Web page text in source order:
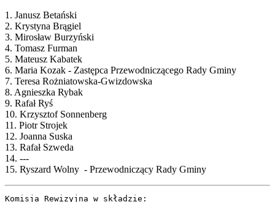
1. Janusz Betański
2. Krystyna Brągiel
3. Mirosław Burzyński
4. Tomasz Furman
5. Mateusz Kabatek
6. Maria Kozak - Zastępca Przewodniczącego Rady Gminy
7. Teresa Rożniatowska-Gwizdowska
8. Agnieszka Rybak
9. Rafał Ryś
10. Krzysztof Sonnenberg
11. Piotr Strojek
12. Joanna Suska
13. Rafał Szweda
14. ---
15. Ryszard Wolny - Przewodniczący Rady Gminy
Komisja Rewizyjna w składzie: